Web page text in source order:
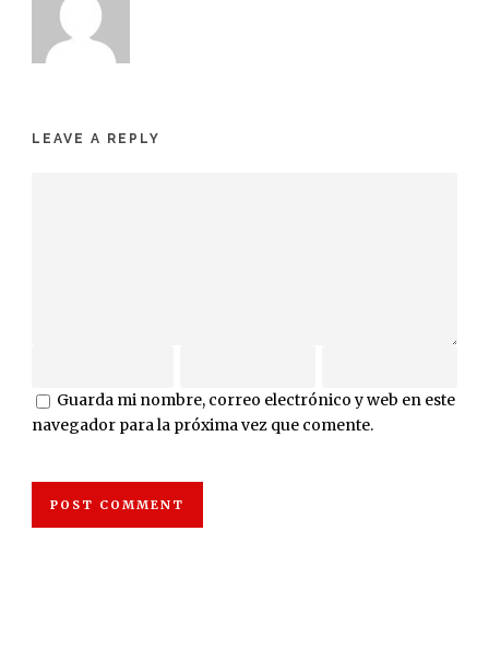
LEAVE A REPLY
Guarda mi nombre, correo electrónico y web en este
navegador para la próxima vez que comente.